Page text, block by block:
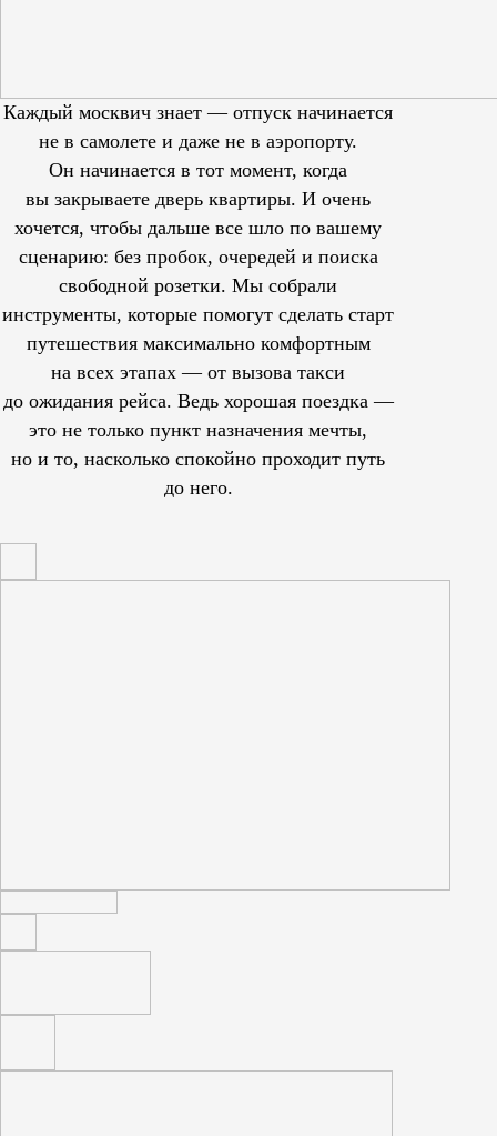
Каждый москвич знает — отпуск начинается
не в самолете и даже не в аэропорту.
Он начинается в тот момент, когда
вы закрываете дверь квартиры. И очень
хочется, чтобы дальше все шло по вашему
сценарию: без пробок, очередей и поиска
свободной розетки. Мы собрали
инструменты, которые помогут сделать старт
путешествия максимально комфортным
на всех этапах — от вызова такси
до ожидания рейса. Ведь хорошая поездка —
это не только пункт назначения мечты,
но и то, насколько спокойно проходит путь
до него.